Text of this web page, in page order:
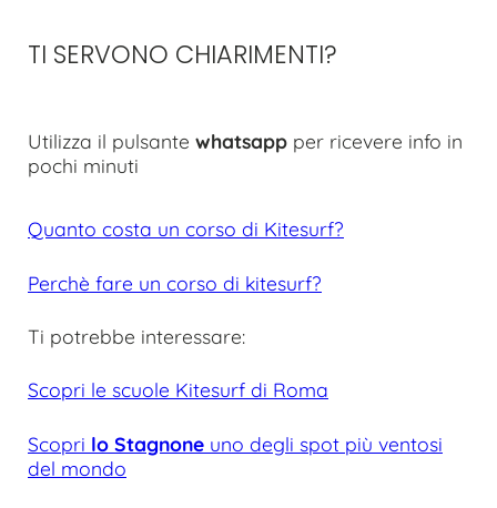
TI SERVONO CHIARIMENTI?
Utilizza il pulsante whatsapp per ricevere info in
pochi minuti
Quanto costa un corso di Kitesurf?
Perchè fare un corso di kitesurf?
Ti potrebbe interessare:
Scopri le scuole Kitesurf di Roma
Scopri lo Stagnone uno degli spot più ventosi
del mondo